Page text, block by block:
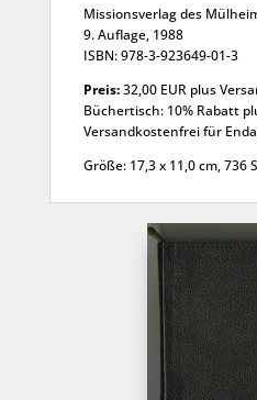
Missionsverlag des
9. Auflage, 1988
ISBN: 978-3-923649-01-3
Preis:32,00 EUR plus
Büchertisch: 10% Rabatt
Versandkostenfrei für
Größe: 17,3 x 11,0 cm, 736